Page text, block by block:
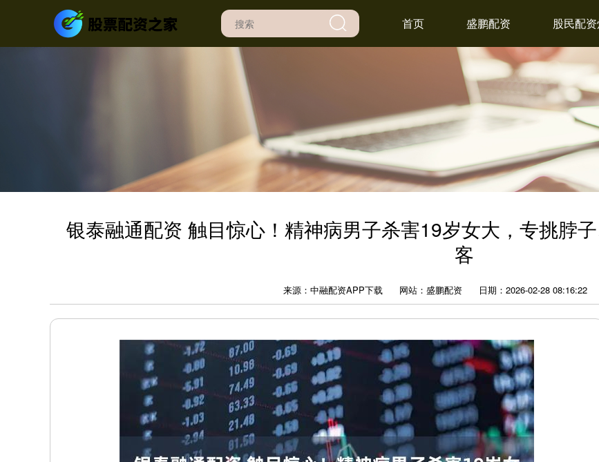
首页 盛鹏配资 股民配
银泰融通配资 触目惊心！精神病男子杀害19岁女大，专挑脖
客
来源：中融配资APP下载 网站：盛鹏配资 日期：2026-02-28 08:16:22